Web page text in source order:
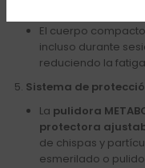
El cuerpo
incluso durante
reduciendo la
Sistema de
La pulidora
protectora
de chispas y
esmerilado o